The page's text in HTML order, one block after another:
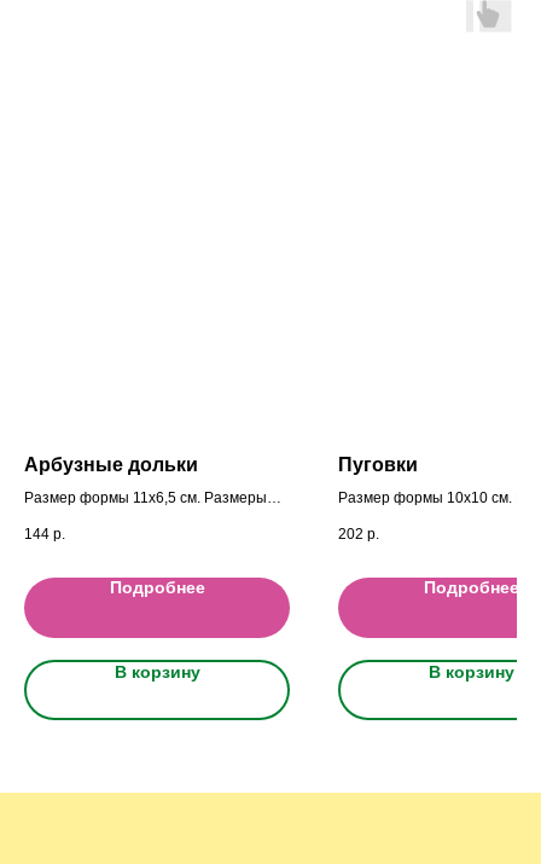
Арбузные дольки
Размер формы 11x6,5 cм. Размеры
144 р.
Подробнее
В корзину
Пуговки
Размер формы 10x10 cм.
202 р.
Подробнее
В корзину